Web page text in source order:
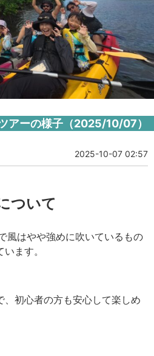
アーの様子（2025/10/07）
2025-10-07 02:57
ついて
風はやや強めに吹いているもの
ます。
初心者の方も安心して楽しめ